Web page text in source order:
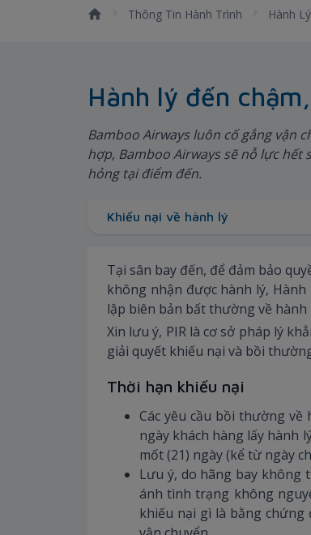
Thông Tin Hành Trình Hành Lý
Hành lý đến
Bamboo Airways luôn cố gắng vận
hợp, Bamboo Airways sẽ nỗ lực
hỏng tại điểm đến.
Khiếu nại về hành lý
Tại sân bay đến, để đảm bảo
không nhận được hành lý,
lập biên bản bất thường về hành
Xin lưu ý, PIR là cơ sở pháp lý
giải quyết khiếu nại và bồi
Thời hạn khiếu nại
Các yêu cầu bồi thường
ngày khách hàng lấy hành
mốt (21) ngày (kể từ ngày
Lưu ý, do hãng bay không
ánh tình trạng không
khiếu nại gì là bằng